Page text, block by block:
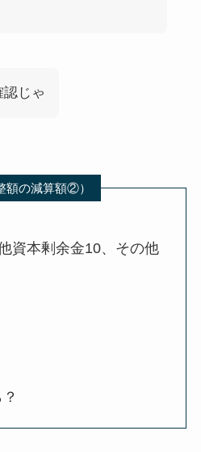
じゃ
額の減算額②）
資本剰余金10、その他